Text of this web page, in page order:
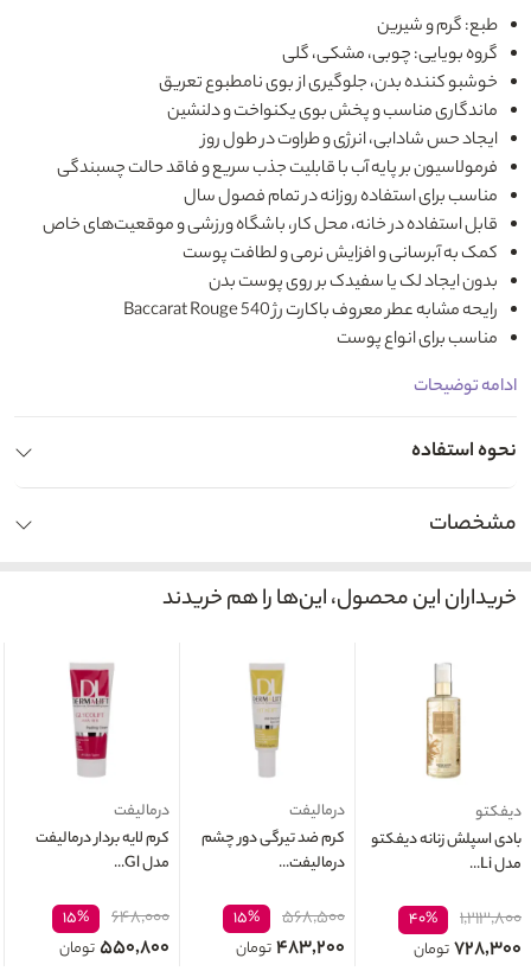
طبع: گرم و شیرین
گروه بویایی: چوبی، مشکی، گلی
خوشبو کننده بدن، جلوگیری از بوی نامطبوع تعریق
ماندگاری مناسب و پخش بوی یکنواخت و دلنشین
ایجاد حس شادابی، انرژی و طراوت در طول روز
فرمولاسیون بر پایه آب با قابلیت جذب سریع و فاقد حالت چسبندگی
مناسب برای استفاده روزانه در تمام فصول سال
قابل استفاده در خانه، محل کار، باشگاه ورزشی و موقعیت‌های خاص
کمک به آبرسانی و افزایش نرمی و لطافت پوست
بدون ایجاد لک یا سفیدک بر روی پوست بدن
رایحه مشابه عطر معروف باکارت رژ Baccarat Rouge 540
مناسب برای انواع پوست
ادامه توضیحات
نحوه استفاده
مشخصات
خریداران این محصول، این‌ها را هم خریدند
دیفکتو
بادی اسپلش زنانه دیفکتو
مدل Li...
۱,۲۱۳,۸۰۰ ۴۰%
۷۲۸,۳۰۰تومان
درمالیفت
کرم ضد تیرگی دور چشم
درمالیفت...
۵۶۸,۵۰۰ ۱۵%
۴۸۳,۲۰۰تومان
درمالیفت
کرم لایه بردار درمالیفت
مدل Gl...
۶۴۸,۰۰۰ ۱۵%
۵۵۰,۸۰۰تومان